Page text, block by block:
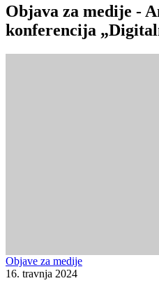
Objava za medije -
konferencija
Objave za medije
16. travnja 2024